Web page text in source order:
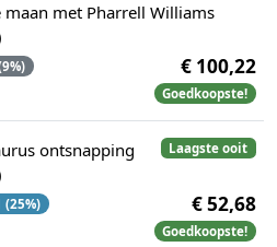
maan met Pharrell Williams
€ 100,22
Goedkoopste!
Laagste ooit
ontsnapping
(25%) € 52,68
Goedkoopste!